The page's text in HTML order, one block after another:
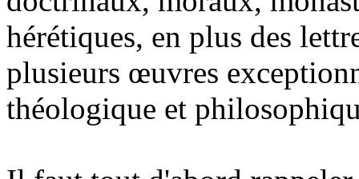
hérétiques, en plus des
plusieurs œuvres
théologique et